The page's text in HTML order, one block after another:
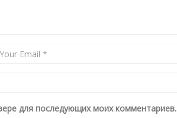
для последующих моих комментариев.